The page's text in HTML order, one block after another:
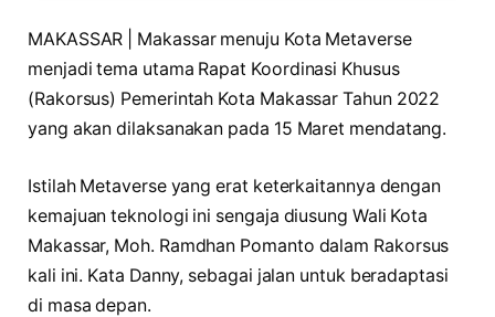
MAKASSAR | Makassar menuju Kota Metaverse
menjadi tema utama Rapat Koordinasi Khusus
(Rakorsus) Pemerintah Kota Makassar Tahun 2022
yang akan dilaksanakan pada 15 Maret mendatang.
Istilah Metaverse yang erat keterkaitannya dengan
kemajuan teknologi ini sengaja diusung Wali Kota
Makassar, Moh. Ramdhan Pomanto dalam Rakorsus
kali ini. Kata Danny, sebagai jalan untuk beradaptasi
di masa depan.